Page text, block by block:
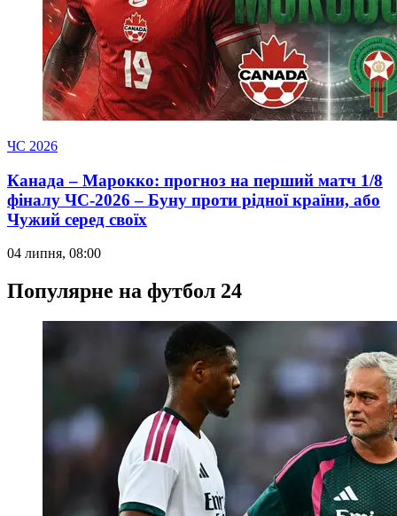
ЧС 2026
Канада – Марокко: прогноз на перший матч 1/8
фіналу ЧС-2026 – Буну проти рідної країни, або
Чужий серед своїх
04 липня, 08:00
Популярне на футбол 24